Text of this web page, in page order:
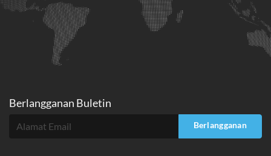
Berlangganan Buletin
Berlangganan